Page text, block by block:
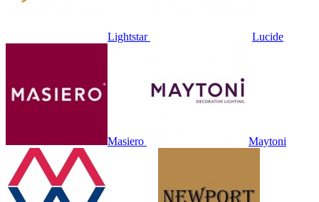
Lightstar Lucide
Masiero Maytoni